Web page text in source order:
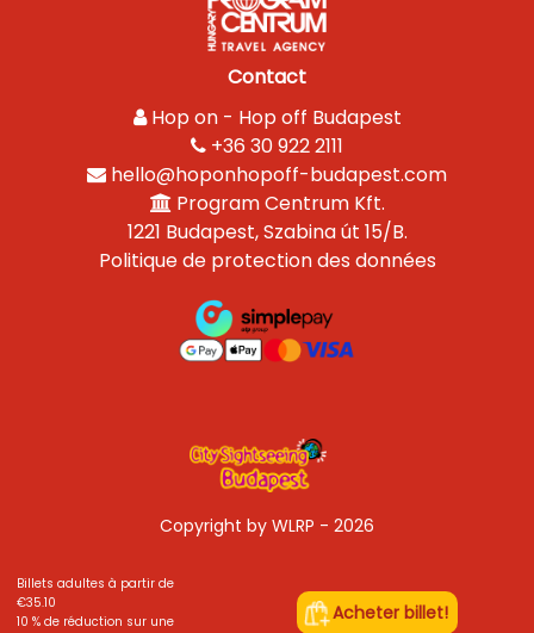
Contact
Hop on - Hop off Budapest
+36 30 922 2111
hello@hoponhopoff-budapest.com
Program Centrum Kft.
1221 Budapest, Szabina út 15/B.
Politique de protection des données
Copyright by WLRP - 2026
Billets adultes à partir de
€35.10
10 % de réduction sur une
Acheter billet!